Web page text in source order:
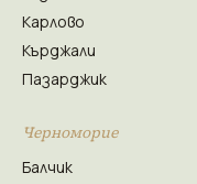
Карлово
Кърджали
Пазарджик
Черноморие
Балчик